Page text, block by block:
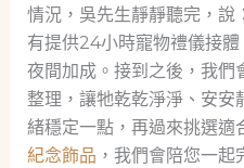
情況，吳先生靜靜聽完，說
有提供24小時寵物禮儀接
夜間加成。接到之後，我們
整理，讓牠乾乾淨淨、安安
緒穩定一點，再過來挑選適
紀念飾品 ，我們會陪您一起